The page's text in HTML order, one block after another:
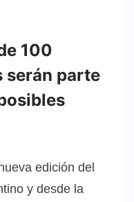
100
serán parte
edición del
y desde la